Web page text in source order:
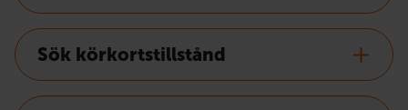
Sök körkortstillstånd